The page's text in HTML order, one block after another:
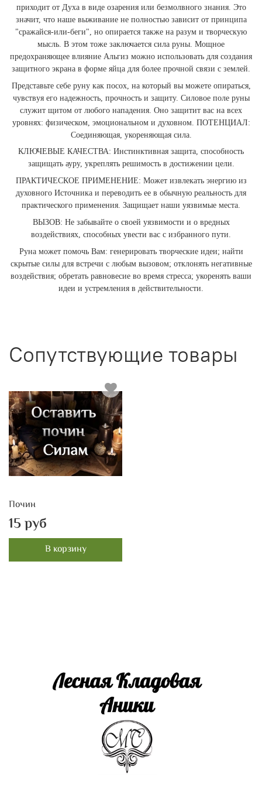
приходит от Духа в виде озарения или безмолвного знания. Это
значит, что наше выживание не полностью зависит от принципа
"сражайся-или-беги", но опирается также на разум и творческую
мысль. В этом тоже заключается сила руны. Мощное
предохраняющее влияние Альгиз можно использовать для создания
защитного экрана в форме яйца для более прочной связи с землей.
Представьте себе руну как посох, на который вы можете опираться,
чувствуя его надежность, прочность и защиту. Силовое поле руны
служит щитом от любого нападения. Оно защитит вас на всех
уровнях: физическом, эмоциональном и духовном. ПОТЕНЦИАЛ:
Соединяющая, укореняющая сила.
КЛЮЧЕВЫЕ КАЧЕСТВА: Инстинктивная защита, способность
защищать ауру, укреплять решимость в достижении цели.
ПРАКТИЧЕСКОЕ ПРИМЕНЕНИЕ: Может извлекать энергию из
духовного Источника и переводить ее в обычную реальность для
практического применения. Защищает наши уязвимые места.
ВЫЗОВ: Не забывайте о своей уязвимости и о вредных
воздействиях, способных увести вас с избранного пути.
Руна может помочь Вам: генерировать творческие идеи; найти
скрытые силы для встречи с любым вызовом; отклонять негативные
воздействия; обретать равновесие во время стресса; укоренять ваши
идеи и устремления в действительности.
Сопутствующие товары
Почин
15 руб
В корзину